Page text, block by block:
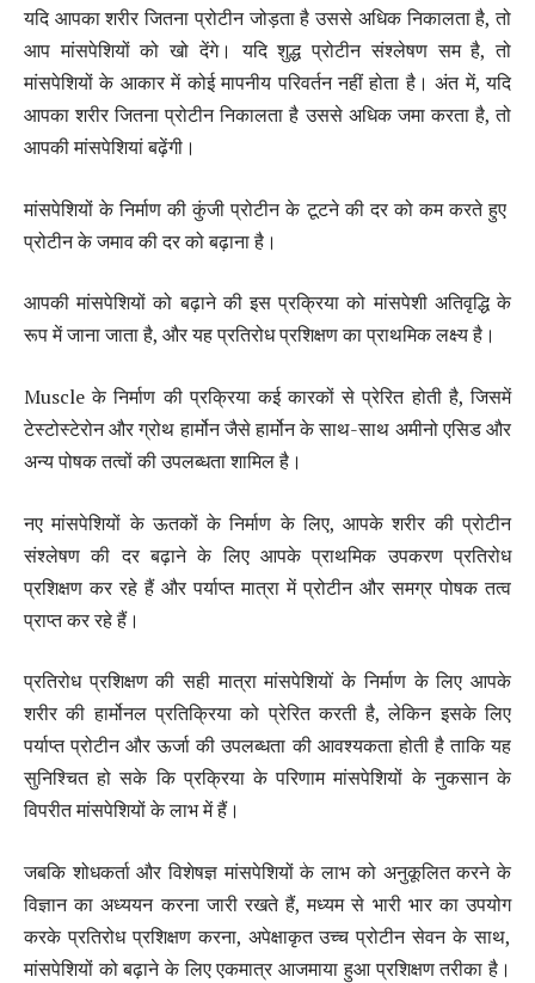
यदि आपका शरीर जितना प्रोटीन जोड़ता है उससे अधिक निकालता है, तो
आप मांसपेशियों को खो देंगे। यदि शुद्ध प्रोटीन संश्लेषण सम है, तो
मांसपेशियों के आकार में कोई मापनीय परिवर्तन नहीं होता है। अंत में, यदि
आपका शरीर जितना प्रोटीन निकालता है उससे अधिक जमा करता है, तो
आपकी मांसपेशियां बढ़ेंगी।
मांसपेशियों के निर्माण की कुंजी प्रोटीन के टूटने की दर को कम करते हुए
प्रोटीन के जमाव की दर को बढ़ाना है।
आपकी मांसपेशियों को बढ़ाने की इस प्रक्रिया को मांसपेशी अतिवृद्धि के
रूप में जाना जाता है, और यह प्रतिरोध प्रशिक्षण का प्राथमिक लक्ष्य है।
Muscle के निर्माण की प्रक्रिया कई कारकों से प्रेरित होती है, जिसमें
टेस्टोस्टेरोन और ग्रोथ हार्मोन जैसे हार्मोन के साथ-साथ अमीनो एसिड और
अन्य पोषक तत्वों की उपलब्धता शामिल है।
नए मांसपेशियों के ऊतकों के निर्माण के लिए, आपके शरीर की प्रोटीन
संश्लेषण की दर बढ़ाने के लिए आपके प्राथमिक उपकरण प्रतिरोध
प्रशिक्षण कर रहे हैं और पर्याप्त मात्रा में प्रोटीन और समग्र पोषक तत्व
प्राप्त कर रहे हैं।
प्रतिरोध प्रशिक्षण की सही मात्रा मांसपेशियों के निर्माण के लिए आपके
शरीर की हार्मोनल प्रतिक्रिया को प्रेरित करती है, लेकिन इसके लिए
पर्याप्त प्रोटीन और ऊर्जा की उपलब्धता की आवश्यकता होती है ताकि यह
सुनिश्चित हो सके कि प्रक्रिया के परिणाम मांसपेशियों के नुकसान के
विपरीत मांसपेशियों के लाभ में हैं।
जबकि शोधकर्ता और विशेषज्ञ मांसपेशियों के लाभ को अनुकूलित करने के
विज्ञान का अध्ययन करना जारी रखते हैं, मध्यम से भारी भार का उपयोग
करके प्रतिरोध प्रशिक्षण करना, अपेक्षाकृत उच्च प्रोटीन सेवन के साथ,
मांसपेशियों को बढ़ाने के लिए एकमात्र आजमाया हुआ प्रशिक्षण तरीका है।